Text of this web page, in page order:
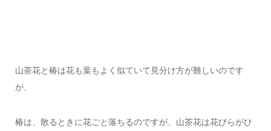
山茶花と椿は花も葉もよく似ていて見分け方が難しいのです
が、
椿は、散るときに花ごと落ちるのですが、山茶花は花びらがひ